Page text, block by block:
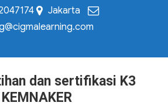
Jakarta
dan sertifikasi K3
KEMNAKER